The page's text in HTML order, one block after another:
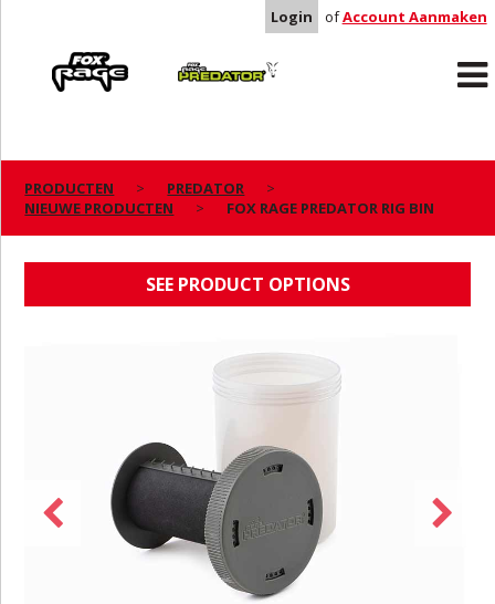
Login ofAccount Aanmaken
Predator
PRODUCTEN
PREDATOR
NIEUWE PRODUCTEN
FOX RAGE PREDATOR RIG BIN
SEE PRODUCT OPTIONS